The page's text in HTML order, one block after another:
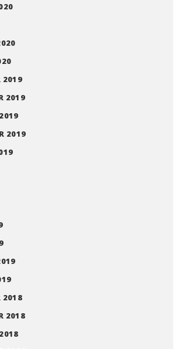
2019
2019
2019
2018
2018